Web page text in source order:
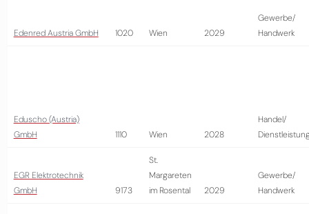
Edenred Austria GmbH 1020 Wien 2029
Gewerbe/
Handwerk
Eduscho (Austria)
GmbH
1110 Wien 2028
Handel/
EGR Elektrotechnik
GmbH
9173
St.
Margareten
im Rosental
2029
Gewerbe/
Handwerk